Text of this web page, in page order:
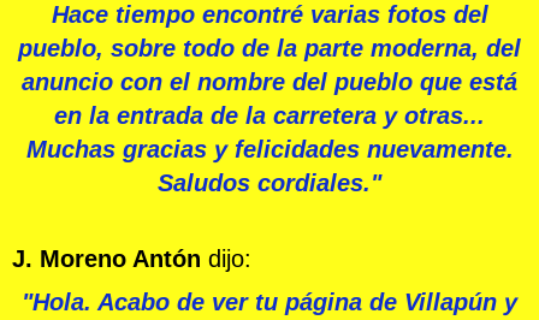
Hace tiempo encontré varias fotos del
pueblo, sobre todo de la parte moderna, del
anuncio con el nombre del pueblo que está
en la entrada de la carretera y otras...
Muchas gracias y felicidades nuevamente.
Saludos cordiales."
J. Moreno Antón dijo:
"Hola. Acabo de ver tu página de Villapún y